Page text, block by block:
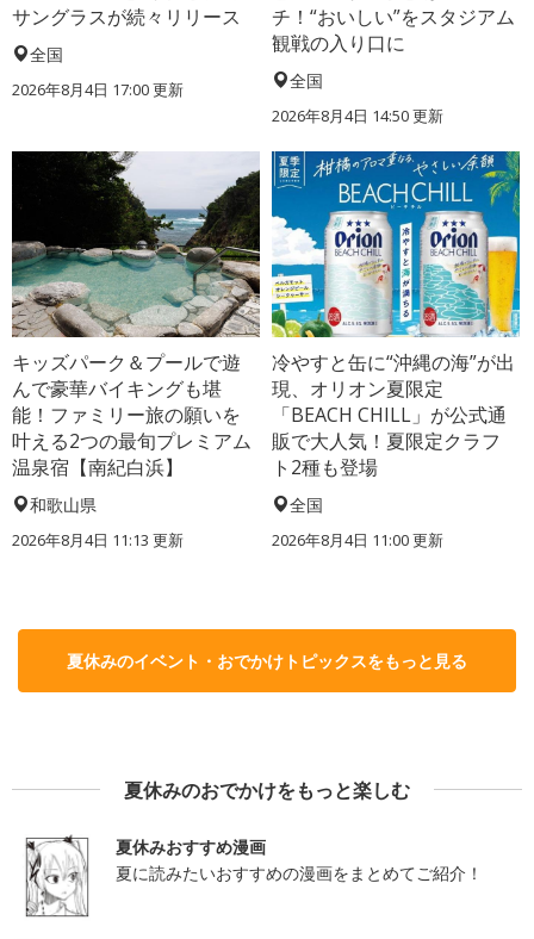
サングラスが続々リリース
全国
2026年8月4日 17:00更新
チ！“おいしい”をスタジアム
観戦の入り口に
全国
2026年8月4日 14:50更新
キッズパーク＆プールで遊
んで豪華バイキングも堪
能！ファミリー旅の願いを
叶える2つの最旬プレミアム
温泉宿【南紀白浜】
和歌山県
2026年8月4日 11:13 更新
冷やすと缶に“沖縄の海”が出
現、オリオン夏限定
「BEACH CHILL」が公式通
販で大人気！夏限定クラフ
ト2種も登場
全国
2026年8月4日 11:00更新
夏休みのイベント・おでかけトピックスをもっと見る
夏休みのおでかけをもっと楽しむ
夏休みおすすめ漫画
夏に読みたいおすすめの漫画をまとめてご紹介！